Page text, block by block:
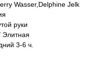
Wasser,Delphine Jelk
руки
Элитная
3-6 ч.